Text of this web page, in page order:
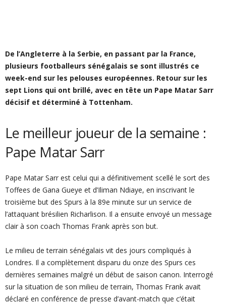
De l’Angleterre à la Serbie, en passant par la France,
plusieurs footballeurs sénégalais se sont illustrés ce
week-end sur les pelouses européennes. Retour sur les
sept Lions qui ont brillé, avec en tête un Pape Matar Sarr
décisif et déterminé à Tottenham.
Le meilleur joueur de la semaine :
Pape Matar Sarr
Pape Matar Sarr est celui qui a définitivement scellé le sort des
Toffees de Gana Gueye et d’Iliman Ndiaye, en inscrivant le
troisième but des Spurs à la 89e minute sur un service de
l’attaquant brésilien Richarlison. Il a ensuite envoyé un message
clair à son coach Thomas Frank après son but.
Le milieu de terrain sénégalais vit des jours compliqués à
Londres. Il a complètement disparu du onze des Spurs ces
dernières semaines malgré un début de saison canon. Interrogé
sur la situation de son milieu de terrain, Thomas Frank avait
déclaré en conférence de presse d’avant-match que c’était